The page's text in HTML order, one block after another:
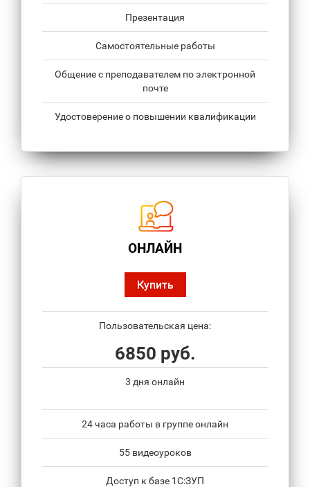
Презентация
Самостоятельные работы
Общение с преподавателем по электронной
почте
Удостоверение о повышении квалификации
ОНЛАЙН
Купить
Пользовательская цена:
6850 руб.
3 дня онлайн
24 часа работы в группе онлайн
55 видеоуроков
Доступ к базе 1С:ЗУП